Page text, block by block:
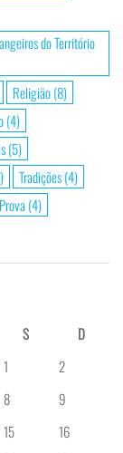
do Território
Religião(8)
(4)
(5)
Tradições(4)
(4)
S
D
1
2
8
9
15
16